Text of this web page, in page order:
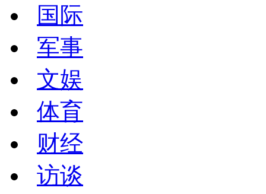
国际
军事
文娱
体育
财经
访谈